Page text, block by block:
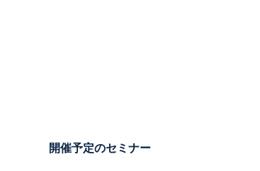
開催予定のセミナー